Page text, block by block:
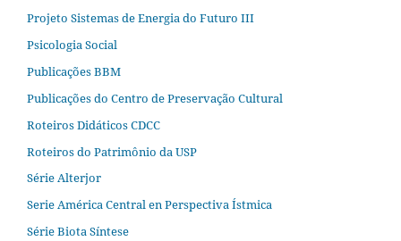
Projeto Sistemas de Energia do Futuro III
Psicologia Social
Publicações BBM
Publicações do Centro de Preservação Cultural
Roteiros Didáticos CDCC
Roteiros do Patrimônio da USP
Série Alterjor
Serie América Central en Perspectiva Ístmica
Série Biota Síntese